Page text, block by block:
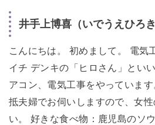
井手上博喜（いでうえひろき
こんにちは。 初めまして。 電気
イチ デンキの「ヒロさん」とい
アコン、電気工事をやっていま
抵夫婦でお伺いしますので、女
い。 好きな食べ物：鹿児島のソ